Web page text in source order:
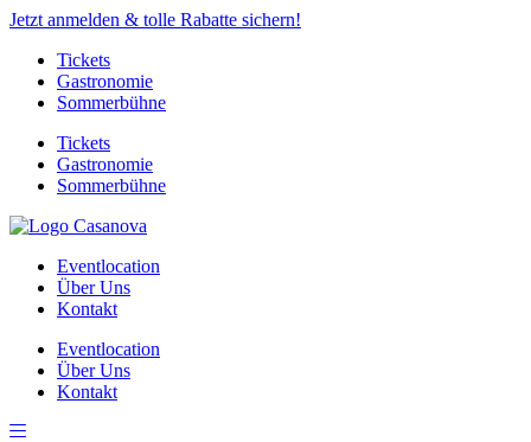
Jetzt anmelden & tolle Rabatte sichern!
Tickets
Gastronomie
Sommerbühne
Tickets
Gastronomie
Sommerbühne
Eventlocation
Über Uns
Kontakt
Eventlocation
Über Uns
Kontakt